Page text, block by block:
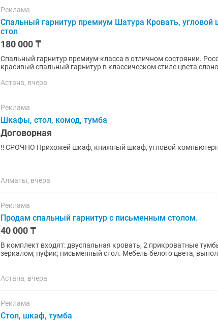
Реклама
Спальный гарнитур премиум Шатура Кровать,
стол
180 000 ₸
Спальный гарнитур премиум-класса в отличном состоянии. Россия.
красивый спальный гарнитур в классическом стиле цвета
Астана, вчера
Реклама
Шкафы, стол, комод, тумба
Договорная
‼️ СРОЧНО Прихожей шкаф, книжный шкаф, угловой
Алматы, вчера
Реклама
Продам спальный гарнитур с письменным столом.
40 000 ₸
В комплект входят: двуспальная кровать; 2 прикроватные тумбы; туалетный столик с
зеркалом; пуфик; письменный стол. Мебель белого цвета, выполнена в классическом стиле.
Астана, вчера
Реклама
Стол, шкаф, тумба